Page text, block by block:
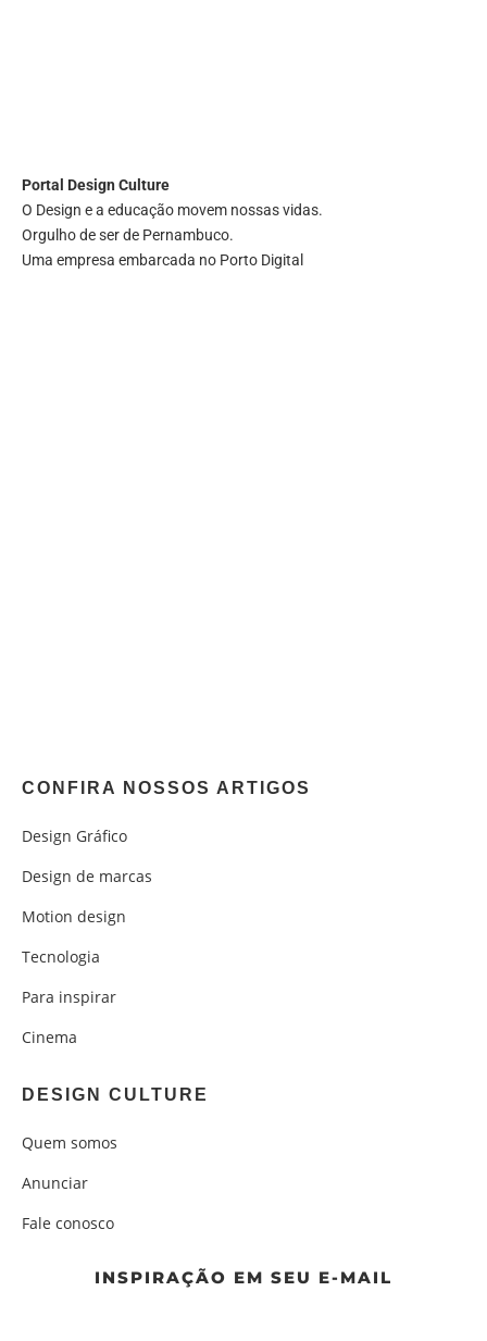
Portal Design Culture
O Design e a educação movem nossas vidas.
Orgulho de ser de Pernambuco.
Uma empresa embarcada no Porto Digital
CONFIRA NOSSOS ARTIGOS
Design Gráfico
Design de marcas
Motion design
Tecnologia
Para inspirar
Cinema
DESIGN CULTURE
Quem somos
Anunciar
Fale conosco
INSPIRAÇÃO EM SEU E-MAIL